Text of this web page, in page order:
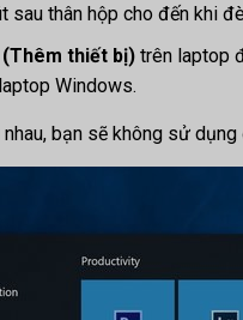
thân hộp cho đến khi
thiết bị) trên laptop
Windows.
bạn sẽ không sử